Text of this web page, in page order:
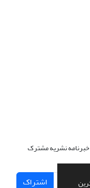
خبرنامه نشریه مشترک
اشتراک